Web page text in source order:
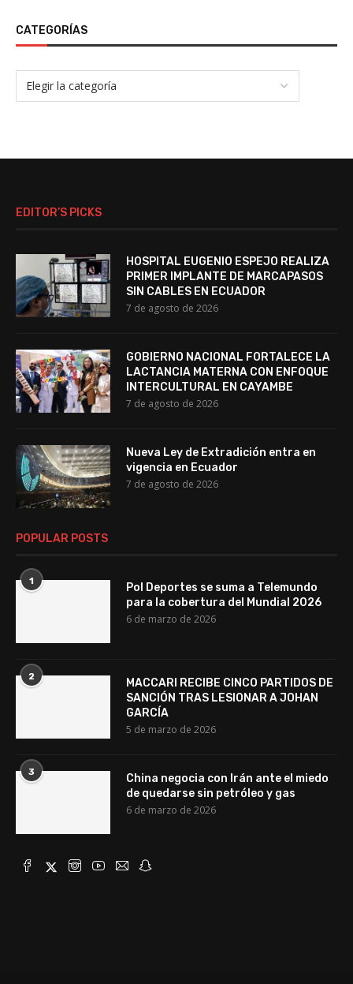
CATEGORÍAS
EDITOR’S PICKS
HOSPITAL EUGENIO ESPEJO REALIZA
PRIMER IMPLANTE DE MARCAPASOS
SIN CABLES EN ECUADOR
7 de agosto de 2026
GOBIERNO NACIONAL FORTALECE LA
LACTANCIA MATERNA CON ENFOQUE
INTERCULTURAL EN CAYAMBE
7 de agosto de 2026
Nueva Ley de Extradición entra en
vigencia en Ecuador
7 de agosto de 2026
POPULAR POSTS
1
Pol Deportes se suma a Telemundo
para la cobertura del Mundial 2026
6 de marzo de 2026
2
MACCARI RECIBE CINCO PARTIDOS DE
SANCIÓN TRAS LESIONAR A JOHAN
GARCÍA
5 de marzo de 2026
3
China negocia con Irán ante el miedo
de quedarse sin petróleo y gas
6 de marzo de 2026